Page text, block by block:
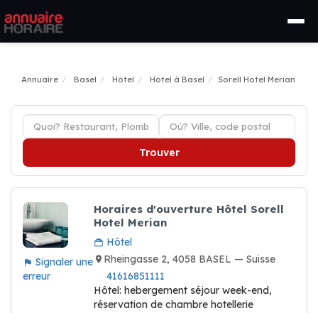
Annuaire Basel Hôtel Hôtel à Basel Sorell Hotel Merian
Trouver
Signaler une
erreur
Horaires d'ouverture Hôtel Sorell
Hotel Merian
Hôtel
Rheingasse 2, 4058 BASEL — Suisse
41616851111
Hôtel: hebergement séjour week-end,
réservation de chambre hotellerie